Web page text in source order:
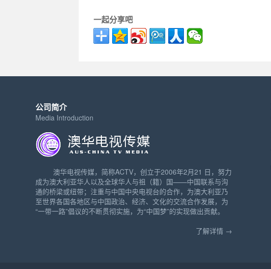
一起分享吧
公司简介
Media Introduction
澳华电视传媒，简称ACTV，创立于2006年2月21 日，努力
成为澳大利亚华人以及全球华人与祖（籍）国——中国联系与沟
通的桥梁或纽带；注重与中国中央电视台的合作，为澳大利亚乃
至世界各国各地区与中国政治、经济、文化的交流合作发展，为
“一带一路”倡议的不断贯彻实施，为“中国梦”的实现做出贡献。
了解详情 →